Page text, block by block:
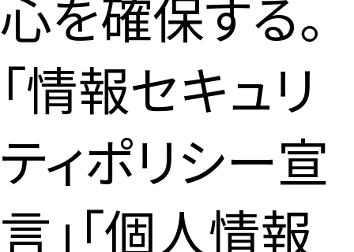
心を確保する。
「情報セキュリ
ティポリシー宣
言」「個人情報